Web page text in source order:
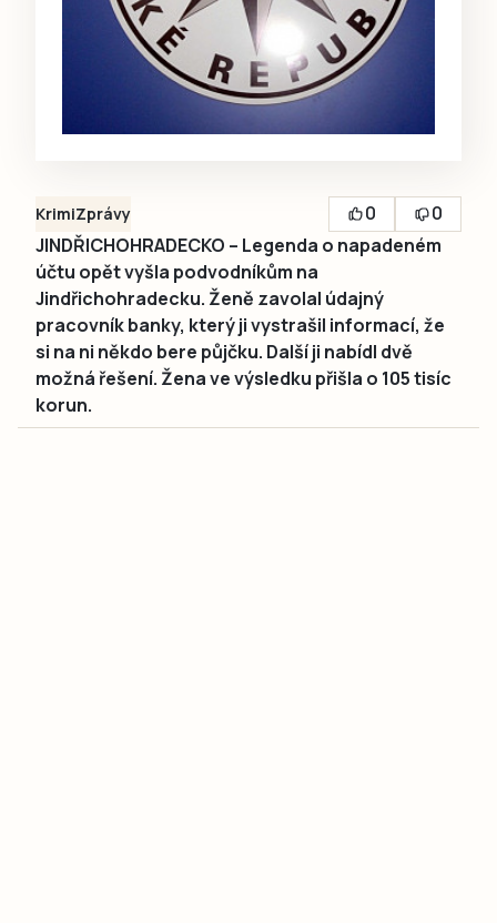
KrimiZprávy 0
0
JINDŘICHOHRADECKO – Legenda o napadeném
účtu opět vyšla podvodníkům na
Jindřichohradecku. Ženě zavolal údajný
pracovník banky, který ji vystrašil informací, že
si na ni někdo bere půjčku. Další ji nabídl dvě
možná řešení. Žena ve výsledku přišla o 105 tisíc
korun.